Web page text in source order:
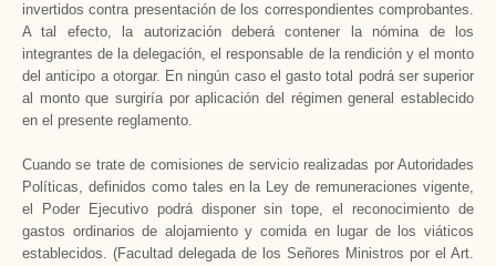
invertidos contra presentación de los correspondientes comprobantes.
A tal efecto, la autorización deberá contener la nómina de los
integrantes de la delegación, el responsable de la rendición y el monto
del anticipo a otorgar. En ningún caso el gasto total podrá ser superior
al monto que surgiría por aplicación del régimen general establecido
en el presente reglamento.
Cuando se trate de comisiones de servicio realizadas por Autoridades
Políticas, definidos como tales en la Ley de remuneraciones vigente,
el Poder Ejecutivo podrá disponer sin tope, el reconocimiento de
gastos ordinarios de alojamiento y comida en lugar de los viáticos
establecidos. (Facultad delegada de los Señores Ministros por el Art.